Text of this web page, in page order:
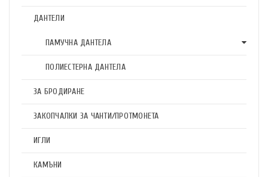
ДАНТЕЛИ
ПАМУЧНА ДАНТЕЛА
ПОЛИЕСТЕРНА ДАНТЕЛА
ЗА БРОДИРАНЕ
ЗАКОПЧАЛКИ ЗА ЧАНТИ/ПРОТМОНЕТА
ИГЛИ
КАМЪНИ